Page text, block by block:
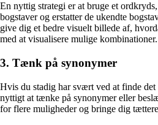
En nyttig strategi er at bruge et
bogstaver og erstatter de ukendte
give dig et bedre visuelt billede af,
med at visualisere mulige kombinationer.
3. Tænk på synonymer
Hvis du stadig har svært ved at finde
nyttigt at tænke på synonymer eller
for flere muligheder og bringe dig